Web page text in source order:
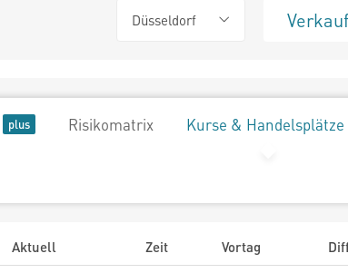
Düsseldorf
Risikomatrix Kurse & Handelsplätze
Aktuell Zeit Vortag